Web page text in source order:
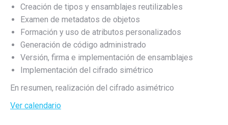
Creación de tipos y ensamblajes reutilizables
Examen de metadatos de objetos
Formación y uso de atributos personalizados
Generación de código administrado
Versión, firma e implementación de ensamblajes
Implementación del cifrado simétrico
En resumen, realización del cifrado asimétrico
Ver calendario